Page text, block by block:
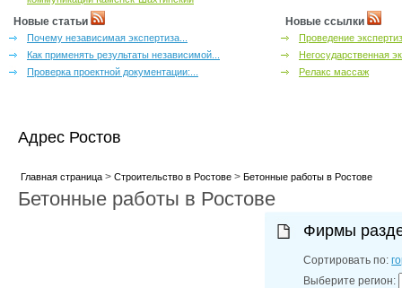
Новые статьи
Почему независимая экспертиза...
Как применять результаты независимой...
Проверка проектной документации:...
Новые ссылки
Проведение
Негосударственная
Релакс массаж
Адрес Ростов
Главная страница> Строительство в Ростове> Бетонные работы в Ростове
Бетонные работы в Ростове
Фирмы
Сортировать по:
Выберите регион: